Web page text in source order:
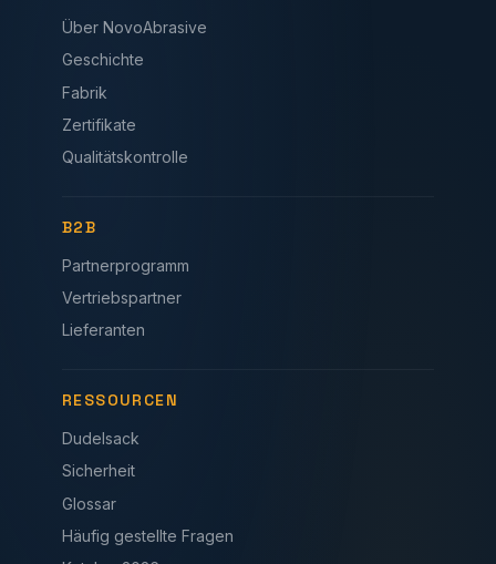
Über NovoAbrasive
Geschichte
Fabrik
Zertifikate
Qualitätskontrolle
B2B
Partnerprogramm
Vertriebspartner
Lieferanten
RESSOURCEN
Dudelsack
Sicherheit
Glossar
Häufig gestellte Fragen